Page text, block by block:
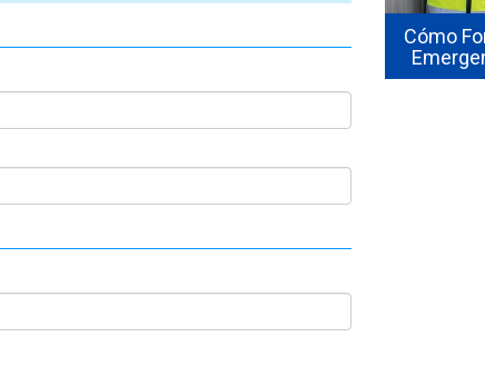
Cómo Formar una
Emergencia en tu